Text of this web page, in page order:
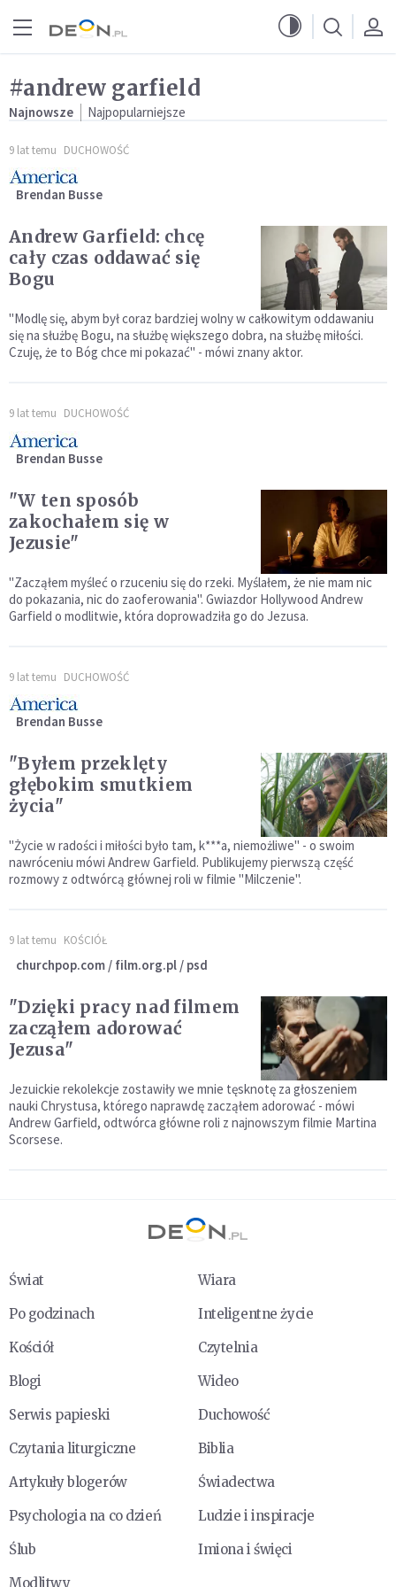
#andrew garfield
Najnowsze Najpopularniejsze
9 lat temu DUCHOWOŚĆ
Brendan Busse
Andrew Garfield: chcę
cały czas oddawać się
Bogu
"Modlę się, abym był coraz bardziej wolny w całkowitym oddawaniu
się na służbę Bogu, na służbę większego dobra, na służbę miłości.
Czuję, że to Bóg chce mi pokazać" - mówi znany aktor.
9 lat temu DUCHOWOŚĆ
Brendan Busse
"W ten sposób
zakochałem się w
Jezusie"
"Zacząłem myśleć o rzuceniu się do rzeki. Myślałem, że nie mam nic
do pokazania, nic do zaoferowania". Gwiazdor Hollywood Andrew
Garfield o modlitwie, która doprowadziła go do Jezusa.
9 lat temu DUCHOWOŚĆ
Brendan Busse
"Byłem przeklęty
głębokim smutkiem
życia"
"Życie w radości i miłości było tam, k***a, niemożliwe" - o swoim
nawróceniu mówi Andrew Garfield. Publikujemy pierwszą część
rozmowy z odtwórcą głównej roli w filmie "Milczenie".
9 lat temu KOŚCIÓŁ
churchpop.com / film.org.pl / psd
"Dzięki pracy nad filmem
zacząłem adorować
Jezusa"
Jezuickie rekolekcje zostawiły we mnie tęsknotę za głoszeniem
nauki Chrystusa, którego naprawdę zacząłem adorować - mówi
Andrew Garfield, odtwórca główne roli z najnowszym filmie Martina
Scorsese.
Świat
Wiara
Po godzinach
Inteligentne życie
Kościół
Czytelnia
Blogi
Wideo
Serwis papieski
Duchowość
Czytania liturgiczne
Biblia
Artykuły blogerów
Świadectwa
Psychologia na co dzień
Ludzie i inspiracje
Ślub
Imiona i święci
Modlitwy